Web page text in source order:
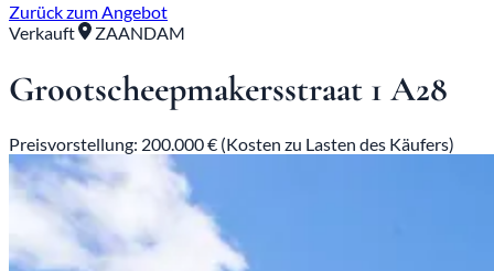
Zurück zum Angebot
Verkauft
ZAANDAM
Grootscheepmakersstraat 1 A28
Preisvorstellung: 200.000 € (Kosten zu Lasten des Käufers)